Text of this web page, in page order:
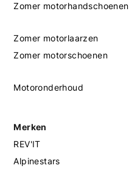
Zomer motorhandschoenen
Zomer motorlaarzen
Zomer motorschoenen
Motoronderhoud
Merken
REV'IT
Alpinestars